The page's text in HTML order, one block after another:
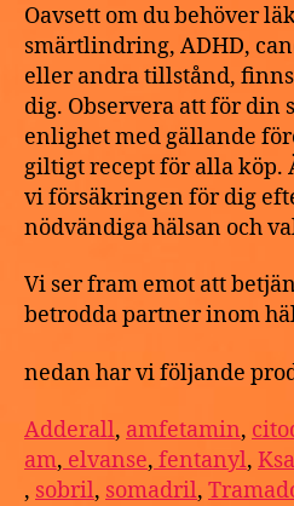
Oavsett om du behöver
smärtlindring, ADHD,
eller andra tillstånd,
dig. Observera att för din
enlighet med gällande
giltigt recept för alla köp.
vi försäkringen för dig
nödvändiga hälsan och
Vi ser fram emot att
betrodda partner inom
nedan har vi följande
Adderall, amfetamin,
am, elvanse, fentanyl,
, sobril, somadril,